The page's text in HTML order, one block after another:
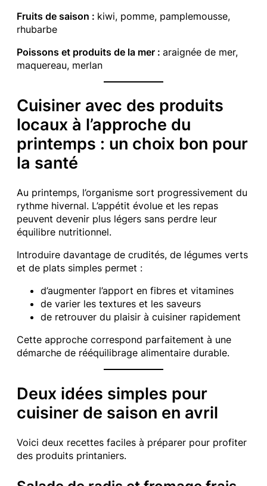
Fruits de saison : kiwi, pomme, pamplemousse,
rhubarbe
Poissons et produits de la mer : araignée de mer,
maquereau, merlan
Cuisiner avec des produits
locaux à l’approche du
printemps : un choix bon pour
la santé
Au printemps, l’organisme sort progressivement du
rythme hivernal. L’appétit évolue et les repas
peuvent devenir plus légers sans perdre leur
équilibre nutritionnel.
Introduire davantage de crudités, de légumes verts
et de plats simples permet :
d’augmenter l’apport en fibres et vitamines
de varier les textures et les saveurs
de retrouver du plaisir à cuisiner rapidement
Cette approche correspond parfaitement à une
démarche de rééquilibrage alimentaire durable.
Deux idées simples pour
cuisiner de saison en avril
Voici deux recettes faciles à préparer pour profiter
des produits printaniers.